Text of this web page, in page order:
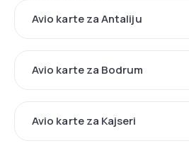
Avio karte za Antaliju
Avio karte za Bodrum
Avio karte za Kajseri